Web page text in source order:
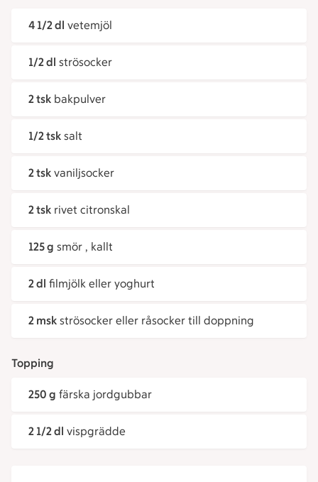
4 1/2 dl vetemjöl
1/2 dl strösocker
2 tsk bakpulver
1/2 tsk salt
2 tsk vaniljsocker
2 tsk rivet citronskal
125 g smör , kallt
2 dl filmjölk eller yoghurt
2 msk strösocker eller råsocker till doppning
Topping
250 g färska jordgubbar
2 1/2 dl vispgrädde